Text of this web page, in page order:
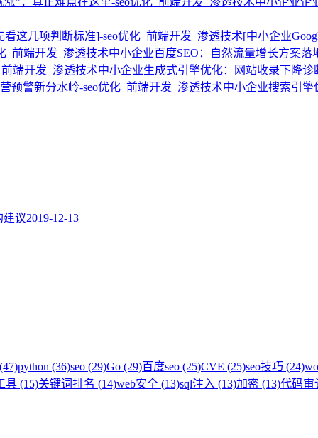
[中小企业
中小企业百度SEO：自然流量增长方案落
中小企业生成式引擎优化：网站收录下降诊
中小企业搜索引
建议2019-12-13
python (36)seo (29)Go (29)百度seo (25)CVE (25)seo技巧 (24)
具 (15)关键词排名 (14)web安全 (13)sql注入 (13)加密 (13)代码审